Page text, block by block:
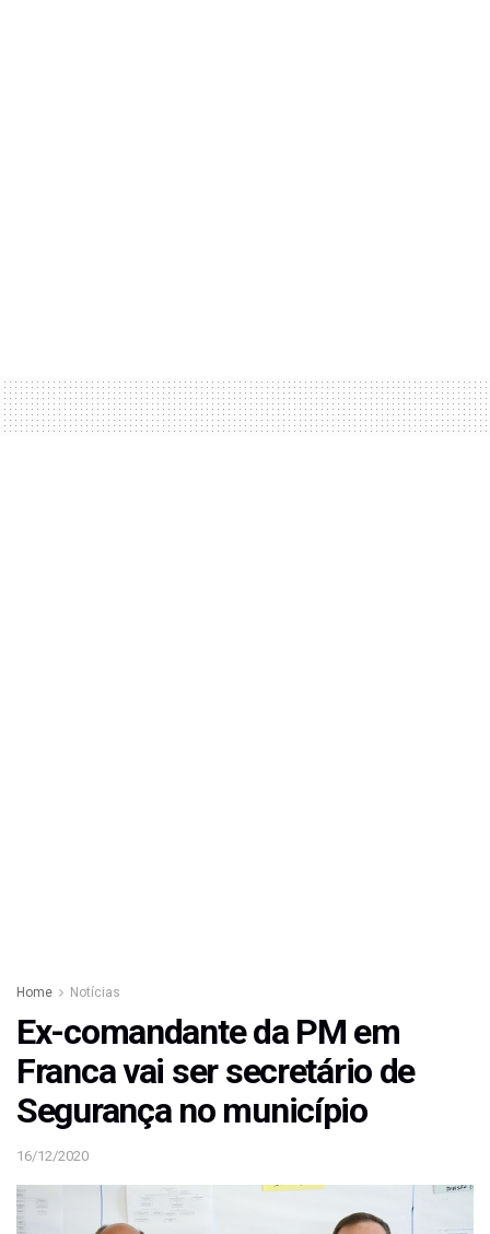
Home Notícias
Ex-comandante da PM em
Franca vai ser secretário de
Segurança no município
16/12/2020